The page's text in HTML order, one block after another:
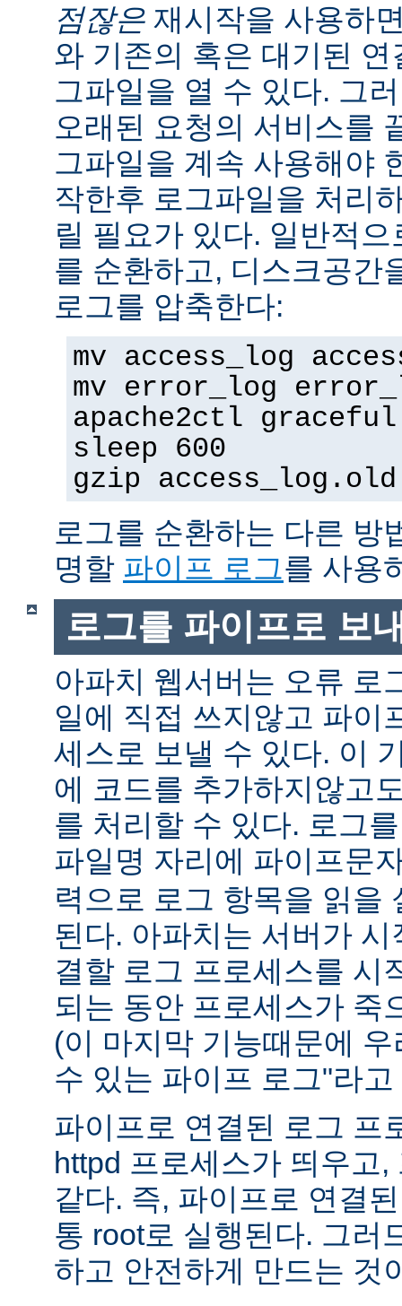
점잖은 재시작을 사용하
와 기존의 혹은 대기된
그파일을 열 수 있다. 그
오래된 요청의 서비스를
그파일을 계속 사용해야
작한후 로그파일을 처리
릴 필요가 있다. 일반적
를 순환하고, 디스크공간
로그를 압축한다:
mv access_log
mv error_log
apache2ctl graceful
sleep 600
gzip
로그를 순환하는 다른 방
명할 파이프 로그를 사용
로그를 파이프로 보
아파치 웹서버는 오류 로
일에 직접 쓰지않고 파이
세스로 보낼 수 있다. 이
에 코드를 추가하지않고
를 처리할 수 있다. 로그
파일명 자리에 파이프문
력으로 로그 항목을 읽을
된다. 아파치는 서버가
결할 로그 프로세스를 시
되는 동안 프로세스가 죽
(이 마지막 기능때문에
수 있는 파이프 로그"라
파이프로 연결된 로그 프
httpd 프로세스가 띄우고
같다. 즉, 파이프로 연결
통 root로 실행된다. 그러
하고 안전하게 만드는 것